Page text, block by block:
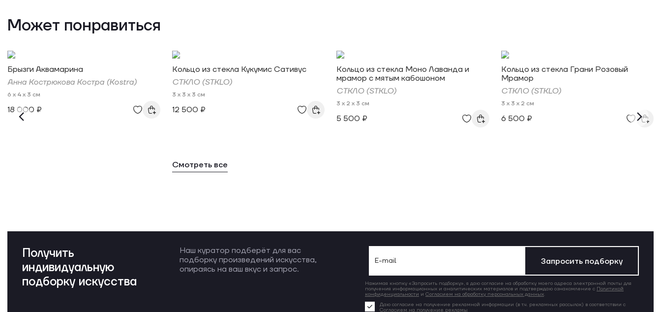
Может понравиться
Брызги Аквамарина
Анна Кострюкова Костра (Kostra)
6 x 4 x 3 см
18 000 ₽
Кольцо из стекла Кукумис Сативус
СТКЛО (STKLO)
3 x 3 x 3 см
12 500 ₽
Кольцо из стекла Моно Лаванда и
мрамор с мятым кабошоном
СТКЛО (STKLO)
3 x 2 x 3 см
5 500 ₽
Кольцо из стекла Грани Розовый
Мрамор
СТКЛО (STKLO)
3 x 3 x 2 см
6 500 ₽
Смотреть все
Получить
индивидуальную
подборку искусства
Наш куратор подберёт для вас
подборку произведений искусства,
опираясь на ваш вкус и запрос.
Запросить подборку
Нажимая кнопку «Запросить подборку», я даю согласие на обработку моего адреса электронной почты для
получения информационных и аналитических материалов и подтверждаю ознакомление с Политикой
конфиденциальности и Согласием на обработку персональных данных.
Даю согласие на получение рекламной информации (в т.ч. рекламных рассылок) в соответствии с
Согласием на получение рекламы